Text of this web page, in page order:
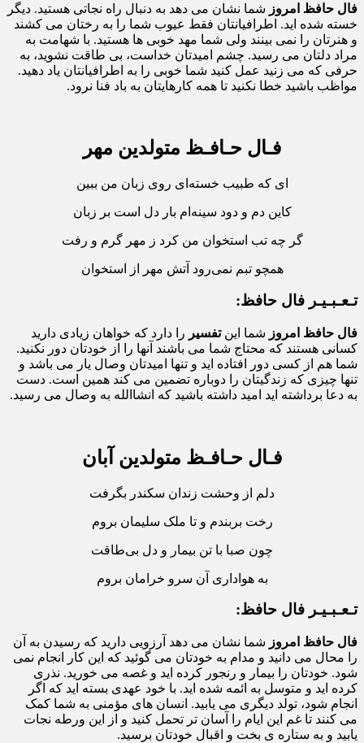
فال حافظ امروز شما نشان می دهد به دنبال راه نجاتی هستید. دیگر
خسته شده اید. اطرافیانتان فقط عیوب شما را به رختان می کشند
و هنرتان را نمی بینند ولی شما مهد خوبی ها هستید. با شهامت به
مراد دلتان می رسید. چشم امیدتان خداست، بی طاقت نشوید، به
حرفی که می زنید عمل کنید شما خوبی را به اطرافیانتان یاد دهید.
مواظب باشید خطا نکنید تا همه کارهایتان به باد فنا نرود.
فـال حـافـظ متولدین مهر
ای که طبیب خسته‌ای روی زبان من ببین
کاین دم و دود سینه‌ام بار دل است بر زبان
گر چه تب استخوان من کرد ز مهر گرم و رفت
همچو تبم نمی‌رود آتش مهر از استخوان
تـعـبـیـر فال حافظ:
فال حافظ امروز شما اینتفسیر را دارد که خواهان زیادی دارید
کسانی هستند که محتاج شما می باشند آنها را از خودتان دور نکنید.
شما هم از کسی دور افتاده اید و تنها امیدتان وصال یار می باشد و
تنها چیزی که زندگیتان را دوباره تضمین می کند همین است. دست
به دعا برداشته اید امید داشته باشید که انشاالله به وصال می رسید.
فـال حـافـظ متولدین آبان
دلم از وحشت زندان سکندر بگرفت
رخت بربندم و تا ملک سلیمان بروم
چون صبا با تن بیمار و دل بی‌طاقت
به هواداری آن سرو خرامان بروم
تـعـبـیـر فال حافظ:
فال حافظ امروز شما نشان می دهد آرزویی دارید که رسیدن به آن
را محال می دانید و مدام به خودتان می گوئید که این کار انجام نمی
شود. خودتان را بیمار و رنجور کرده اید و غصه می خورید. نذری
کرده اید و متوسل به ائمه شده اید. با خود عهدی بسته اید که اگر
انجام شود، تولد دیگری می یابید. انسان های مؤمنی به شما کمک
می کنند تا غم این ایام را آسان تر تحمل کنید و از این ورطه نجات
یابید و به ستاره ی بخت و اقبال خودتان برسید.